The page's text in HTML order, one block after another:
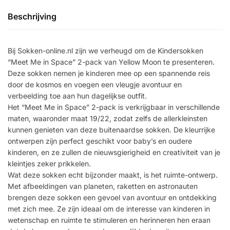
Beschrijving
Bij Sokken-online.nl zijn we verheugd om de Kindersokken
“Meet Me in Space” 2-pack van Yellow Moon te presenteren.
Deze sokken nemen je kinderen mee op een spannende reis
door de kosmos en voegen een vleugje avontuur en
verbeelding toe aan hun dagelijkse outfit.
Het “Meet Me in Space” 2-pack is verkrijgbaar in verschillende
maten, waaronder maat 19/22, zodat zelfs de allerkleinsten
kunnen genieten van deze buitenaardse sokken. De kleurrijke
ontwerpen zijn perfect geschikt voor baby’s en oudere
kinderen, en ze zullen de nieuwsgierigheid en creativiteit van je
kleintjes zeker prikkelen.
Wat deze sokken echt bijzonder maakt, is het ruimte-ontwerp.
Met afbeeldingen van planeten, raketten en astronauten
brengen deze sokken een gevoel van avontuur en ontdekking
met zich mee. Ze zijn ideaal om de interesse van kinderen in
wetenschap en ruimte te stimuleren en herinneren hen eraan